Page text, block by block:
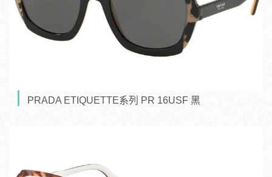
PRADA ETIQUETTE系列 PR 16USF 黑